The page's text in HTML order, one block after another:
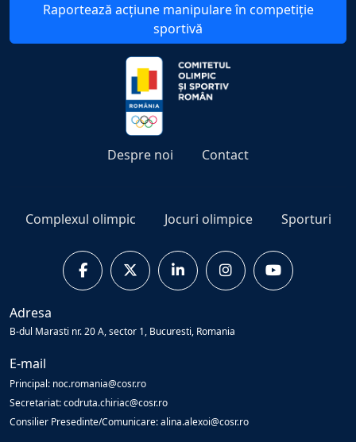
Raportează acțiune manipulare în competiție
sportivă
Despre noi Contact
Complexul olimpic Jocuri olimpice Sporturi
Adresa
B-dul Marasti nr. 20 A, sector 1, Bucuresti, Romania
E-mail
Principal: noc.romania@cosr.ro
Secretariat: codruta.chiriac@cosr.ro
Consilier Presedinte/Comunicare: alina.alexoi@cosr.ro